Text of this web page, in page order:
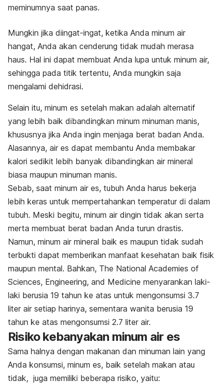
meminumnya saat panas.
Mungkin jika diingat-ingat, ketika Anda minum air
hangat, Anda akan cenderung tidak mudah merasa
haus. Hal ini dapat membuat Anda lupa untuk minum air,
sehingga pada titik tertentu, Anda mungkin saja
mengalami dehidrasi.
Selain itu, minum es setelah makan adalah alternatif
yang lebih baik dibandingkan minum minuman manis,
khususnya jika Anda ingin menjaga berat badan Anda.
Alasannya, air es dapat membantu Anda membakar
kalori sedikit lebih banyak dibandingkan air mineral
biasa maupun minuman manis.
Sebab, saat minum air es, tubuh Anda harus bekerja
lebih keras untuk mempertahankan temperatur di dalam
tubuh. Meski begitu, minum air dingin tidak akan serta
merta membuat berat badan Anda turun drastis.
Namun, minum air mineral baik es maupun tidak sudah
terbukti dapat memberikan manfaat kesehatan baik fisik
maupun mental. Bahkan, The National Academies of
Sciences, Engineering, and Medicine menyarankan laki-
laki berusia 19 tahun ke atas untuk mengonsumsi 3.7
liter air setiap harinya, sementara wanita berusia 19
tahun ke atas mengonsumsi 2.7 liter air.
Risiko kebanyakan minum air es
Sama halnya dengan makanan dan minuman lain yang
Anda konsumsi, minum es, baik setelah makan atau
tidak, juga memiliki beberapa risiko, yaitu: